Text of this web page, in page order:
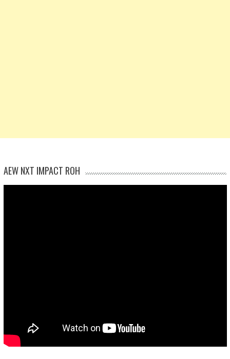
AEW NXT IMPACT ROH